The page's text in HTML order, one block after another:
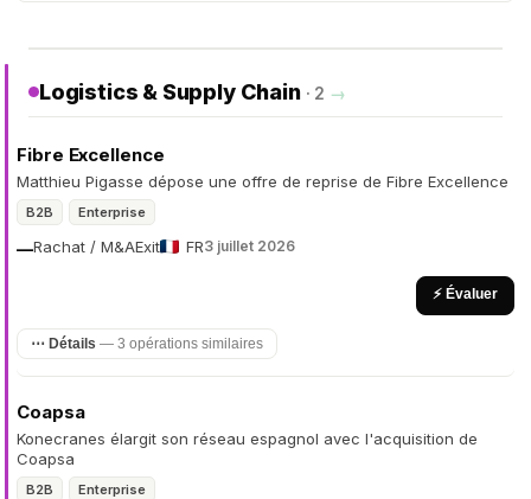
Logistics & Supply Chain · 2 →
Fibre Excellence
Matthieu Pigasse dépose une offre de reprise de Fibre Excellence
B2B Enterprise
Rachat / M&A
— Exit FR3 juillet 2026
⚡ Évaluer
⋯ Détails — 3 opérations similaires
Coapsa
Konecranes élargit son réseau espagnol avec l'acquisition de
Coapsa
B2B Enterprise